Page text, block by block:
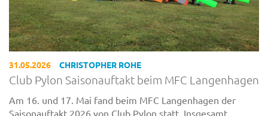
31.05.2026 CHRISTOPHER ROHE
Club Pylon Saisonauftakt beim MFC Langenhagen
Am 16. und 17. Mai fand beim MFC Langenhagen der
Saisonauftakt 2026 von Club Pylon statt. Insgesamt